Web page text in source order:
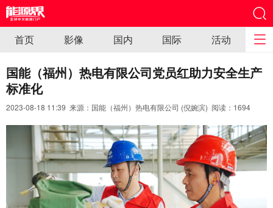
首页 影像 国内 国际 活动
国能（福州）热电有限公司党员红助力安全生产
标准化
2023-08-18 11:39 来源：国能（福州）热电有限公司 (倪婉滨) 阅读： 1694